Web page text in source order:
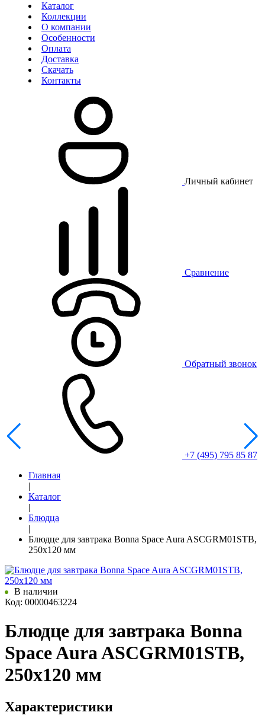
Каталог
Коллекции
О компании
Особенности
Оплата
Доставка
Скачать
Контакты
Личный кабинет
Сравнение
Обратный звонок
+7 (495) 795 85 87
Главная
|
Каталог
|
Блюдца
|
Блюдце для завтрака Bonna Space Aura ASCGRM01STB,
250x120 мм
В наличии
Код: 00000463224
Блюдце для завтрака Bonna
Space Aura ASCGRM01STB,
250x120 мм
Характеристики